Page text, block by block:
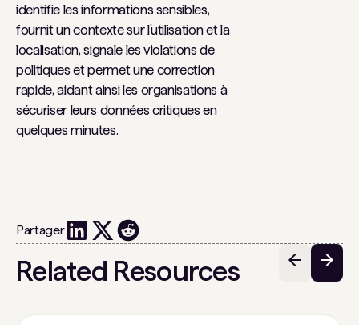
identifie les informations sensibles,
fournit un contexte sur l'utilisation et la
localisation, signale les violations de
politiques et permet une correction
rapide, aidant ainsi les organisations à
sécuriser leurs données critiques en
quelques minutes.
Partager
Related Resources